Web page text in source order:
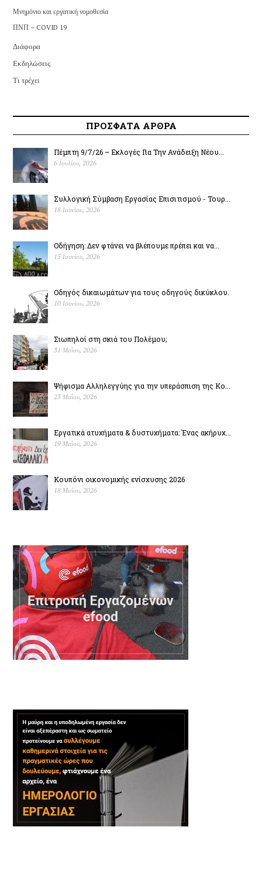
Μνημόνιο και εργατική νομοθεσία
ΠΝΠ – COVID 19
Διάφορα
Εκδηλώσεις
Τι τρέχει
ΠΡΟΣΦΑΤΑ ΑΡΘΡΑ
Πέμπτη 9/7/26 – Εκλογές Για Την Ανάδειξη Νέου...
6 Ιουλίου, 2026
Συλλογική Σύμβαση Εργασίας Επισιτισμού - Τουρ...
18 Ιουνίου, 2026
Οδήγηση: Δεν φτάνει να βλέπουμε πρέπει και να...
15 Ιουνίου, 2026
Οδηγός δικαιωμάτων για τους οδηγούς δικύκλου.
10 Ιουνίου, 2026
Σιωπηλοί στη σκιά του Πολέµου;
31 Μαΐου, 2026
Ψήφισμα Αλληλεγγύης για την υπεράσπιση της Κο...
23 Μαΐου, 2026
Εργατικά ατυχήματα & δυστυχήµατα: Ένας ακήρυχ...
19 Μαΐου, 2026
Κουπόνι οικονομικής ενίσχυσης 2026
18 Μαΐου, 2026